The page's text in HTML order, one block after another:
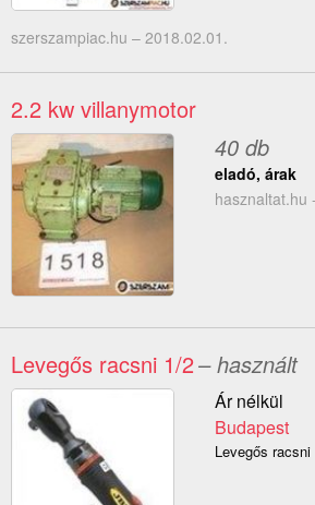
szerszampiac.hu – 2018.02.01.
2.2 kw villanymotor
40 db
eladó, árak
hasznaltat.hu
Levegős racsni 1/2– használt
Ár nélkül
Budapest
Levegős